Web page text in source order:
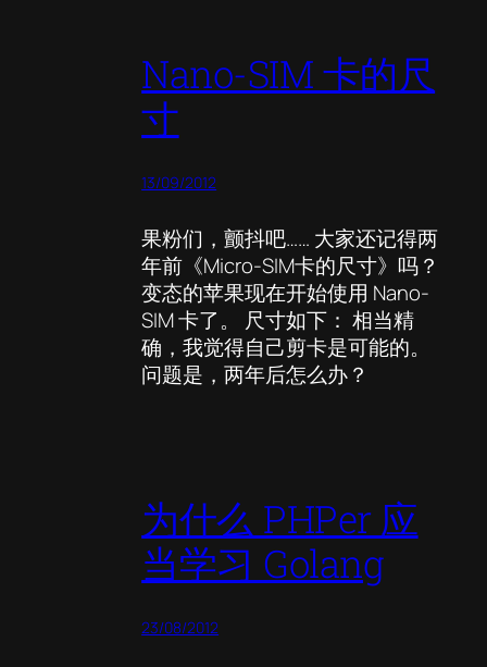
Nano-SIM 卡的尺
寸
13/09/2012
果粉们，颤抖吧…… 大家还记得两
年前《Micro-SIM卡的尺寸》吗？
变态的苹果现在开始使用 Nano-
SIM 卡了。 尺寸如下： 相当精
确，我觉得自己剪卡是可能的。
问题是，两年后怎么办？
为什么 PHPer 应
当学习 Golang
23/08/2012